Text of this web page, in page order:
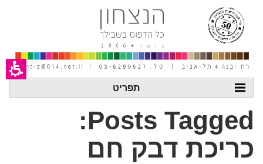
אינטרנט,
אנטר
לאזור
תוכן
תפריט
Posts Tagged:
כריכת דבק חם